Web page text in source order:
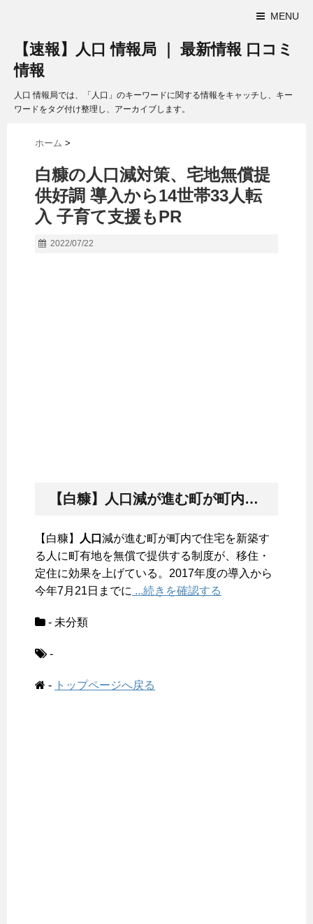
MENU
【速報】人口 情報局 ｜ 最新情報 口コミ
情報
人口 情報局では、「人口」のキーワードに関する情報をキャッチし、キー
ワードをタグ付け整理し、アーカイブします。
ホーム >
白糠の人口 減対策、宅地無償提
供好調 導入から14世帯33人転
入 子育て支援もPR
2022/07/22
【白糠】 人口 減が進む町が町内で住宅を新築する人に町有地を無償で提供する制度が、移住・定住に効果を上げている。2017年度の導入から今年7月21日までに
【白糠】 人口 減が進む町が町内で住宅を新築す
る人に町有地を無償で提供する制度が、移住・
定住に効果を上げている。2017年度の導入から
今年7月21日までに ...続きを確認する
- 未分類
-
- トップページへ戻る